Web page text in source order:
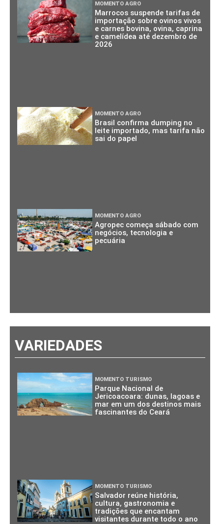
MOMENTO AGRO
Marrocos suspende tarifas de
importação sobre ovinos vivos
e carnes bovina, ovina, caprina
e camelídea até dezembro de
2026
MOMENTO AGRO
Brasil confirma dumping no
leite importado, mas tarifa não
sai do papel
MOMENTO AGRO
Agropec começa sábado com
negócios, tecnologia e
pecuária
VARIEDADES
MOMENTO TURISMO
Parque Nacional de
Jericoacoara: dunas, lagoas e
mar em um dos destinos mais
fascinantes do Ceará
MOMENTO TURISMO
Salvador reúne história,
cultura, gastronomia e
tradições que encantam
visitantes durante todo o ano